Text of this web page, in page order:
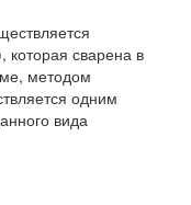
сварена в
методом
одним
вида